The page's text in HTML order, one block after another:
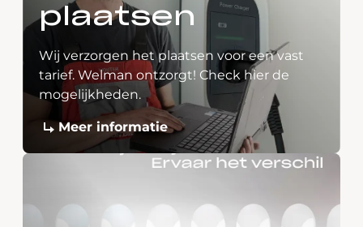
plaatsen
Wij verzorgen het plaatsen voor een vast
tarief. Welman ontzorgt! Check hier de
mogelijkheden.
Meer informatie